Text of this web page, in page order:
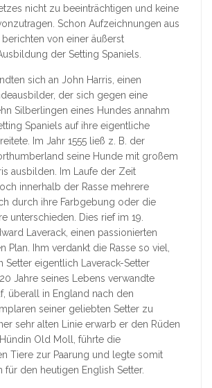
nicht zu beeinträchtigen und keine
Schon Aufzeichnungen aus
berichten von einer äußerst
der Setting Spaniels.
sich an John Harris, einen
der sich gegen eine
Silberlingen eines Hundes annahm
Spaniels auf ihre eigentliche
Im Jahr 1555 ließ z. B. der
seine Hunde mit großem
ausbilden. Im Laufe der Zeit
innerhalb der Rasse mehrere
durch ihre Farbgebung oder die
unterschieden. Dies rief im 19.
Laverack, einen passionierten
Plan. Ihm verdankt die Rasse so viel,
Setter eigentlich Laverack-Setter
Jahre seines Lebens verwandte
überall in England nach den
seiner geliebten Setter zu
sehr alten Linie erwarb er den Rüden
Old Moll, führte die
Tiere zur Paarung und legte somit
für den heutigen English Setter.